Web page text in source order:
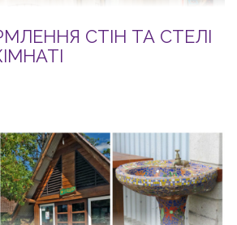
СТІН ТА СТЕЛІ